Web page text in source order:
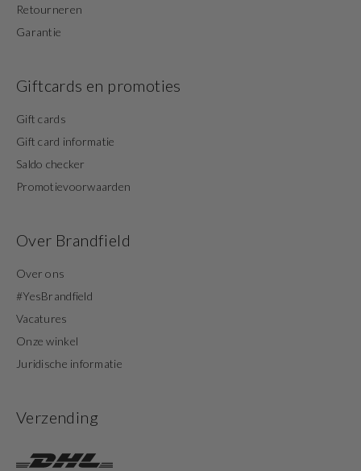
Retourneren
Garantie
Giftcards en promoties
Gift cards
Gift card informatie
Saldo checker
Promotievoorwaarden
Over Brandfield
Over ons
#YesBrandfield
Vacatures
Onze winkel
Juridische informatie
Verzending